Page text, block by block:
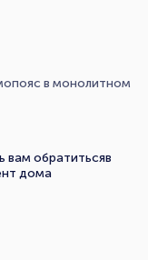
в монолитном
вам обратитьсяв
дома